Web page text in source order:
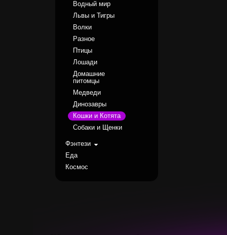
Водный мир
Львы и Тигры
Волки
Разное
Птицы
Лошади
Домашние
питомцы
Медведи
Динозавры
Кошки и Котята
Собаки и Щенки
Фэнтези
Еда
Космос